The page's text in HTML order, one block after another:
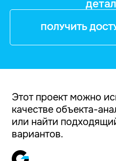
ПОЛУЧИТЬ
Этот проект можно
качестве объекта-
или найти
вариантов.